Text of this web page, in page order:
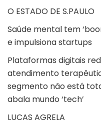
O ESTADO DE S.PAULO
Saúde mental tem
e impulsiona startups
Plataformas digitais
atendimento
segmento não está
abala mundo ‘tech’
LUCAS AGRELA